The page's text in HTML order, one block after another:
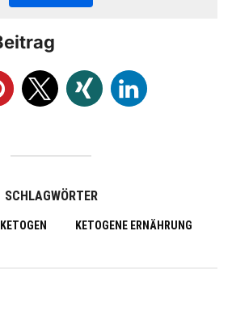
SCHLAGWÖRTER
KETOGEN KETOGENE ERNÄHRUNG